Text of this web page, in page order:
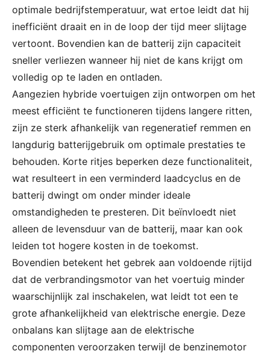
optimale bedrijfstemperatuur, wat ertoe leidt dat hij
inefficiënt draait en in de loop der tijd meer slijtage
vertoont. Bovendien kan de batterij zijn capaciteit
sneller verliezen wanneer hij niet de kans krijgt om
volledig op te laden en ontladen.
Aangezien hybride voertuigen zijn ontworpen om het
meest efficiënt te functioneren tijdens langere ritten,
zijn ze sterk afhankelijk van regeneratief remmen en
langdurig batterijgebruik om optimale prestaties te
behouden. Korte ritjes beperken deze functionaliteit,
wat resulteert in een verminderd laadcyclus en de
batterij dwingt om onder minder ideale
omstandigheden te presteren. Dit beïnvloedt niet
alleen de levensduur van de batterij, maar kan ook
leiden tot hogere kosten in de toekomst.
Bovendien betekent het gebrek aan voldoende rijtijd
dat de verbrandingsmotor van het voertuig minder
waarschijnlijk zal inschakelen, wat leidt tot een te
grote afhankelijkheid van elektrische energie. Deze
onbalans kan slijtage aan de elektrische
componenten veroorzaken terwijl de benzinemotor